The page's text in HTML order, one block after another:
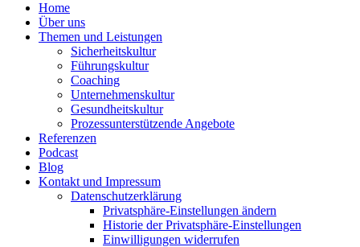
Home
Über uns
Themen und Leistungen
Sicher­heits­kultur
Führungs­kultur
Coaching
Unter­neh­mens­kultur
Gesund­heits­kultur
Prozess­un­ter­stüt­zende Angebote
Referenzen
Podcast
Blog
Kontakt und Impressum
Daten­schutz­er­klärung
Privat­sphäre-Einstel­lungen ändern
Historie der Privat­sphäre-Einstel­lungen
Einwil­li­gungen wider­rufen